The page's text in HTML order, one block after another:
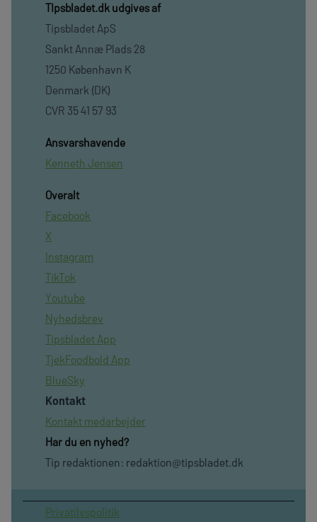
TIpsbladet.dk udgives af
Tipsbladet ApS
Sankt Annæ Plads 28
1250 København K
Denmark (DK)
CVR 35 41 57 93
Ansvarshavende
Kenneth Jensen
Overalt
Facebook
X
Instagram
TikTok
Youtube
Nyhedsbrev
Tipsbladet App
TjekFoodbold App
BlueSky
Kontakt
Kontakt medarbejder
Har du en nyhed?
Tip redaktionen: redaktion@tipsbladet.dk
Privatilvspolitik